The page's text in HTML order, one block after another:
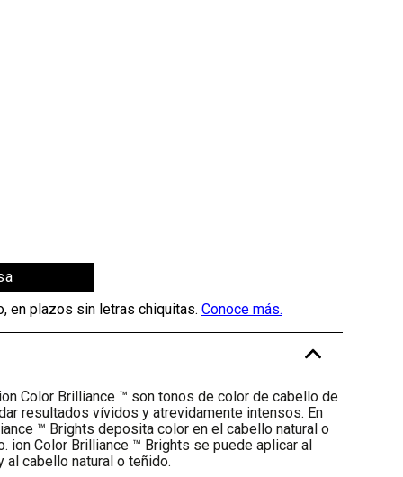
-
Color Brilliance ™ son tonos de color de cabello de
resultados vívidos y atrevidamente intensos. En
™ Brights deposita color en el cabello natural o
ion Color Brilliance ™ Brights se puede aplicar al
al cabello natural o teñido.